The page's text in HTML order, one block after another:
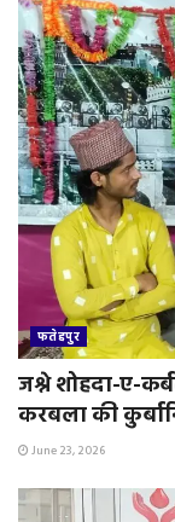
फतेहपुर
जश्ने शोहदा-ए-
करबला की
June 23, 2026